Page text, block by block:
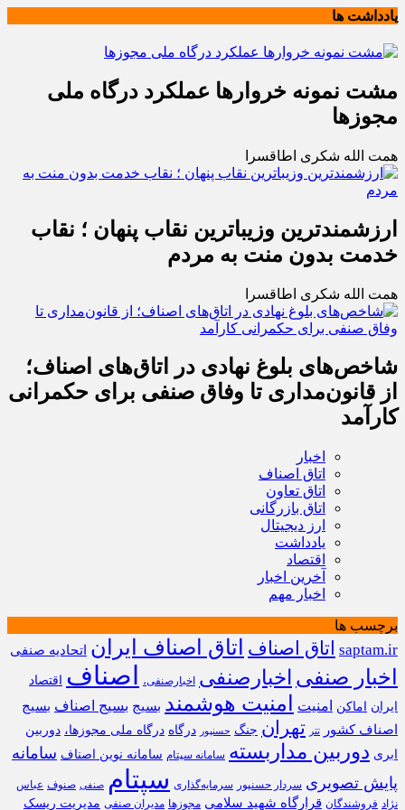
یادداشت ها
مشت نمونه خروارها عملکرد درگاه ملی
مجوزها
همت الله شکری اطاقسرا
ارزشمندترین وزیباترین نقاب پنهان ؛ نقاب
خدمت بدون منت به مردم
همت الله شکری اطاقسرا
شاخص‌های بلوغ نهادی در اتاق‌های اصناف؛
از قانون‌مداری تا وفاق صنفی برای حکمرانی
کارآمد
اخبار
اتاق اصناف
اتاق تعاون
اتاق بازرگانی
ارز دیجیتال
یادداشت
اقتصاد
آخرین اخبار
اخبار مهم
برچسب ها
saptam.ir اتاق اصناف اتاق اصناف ایران اتحادیه صنفی
اخبار صنفی اخبارصنفی اخبارصنفی، اصناف
اقتصاد
ایران
اماکن امنیت امنیت هوشمند بسیج بسیج اصناف بسیج
اصناف کشور
تتر تهران جنگ حسنپور درگاه درگاه ملی مجوزها، دوربین
ابری دوربین مداربسته سامانه سپتام سامانه نوین اصناف سامانه
پایش تصویری سردار حسنپور سرمایه‌گذاری سپتام صنفی صنوف عباس
نژاد فروشندگان قرارگاه شهید سلامی مجوزها مدیران صنفی مدیریت ریسک